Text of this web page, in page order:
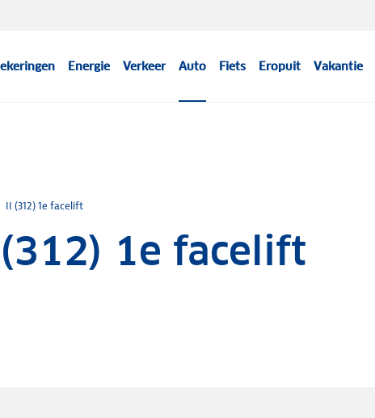
Energie Verkeer Auto Fiets Eropuit Vakantie
II (312) 1e facelift
1e facelift